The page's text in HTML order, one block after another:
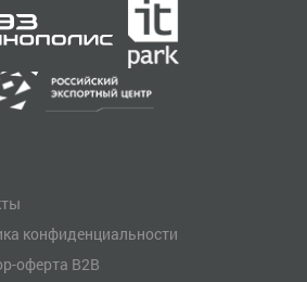
конфиденциальности
оферта B2B